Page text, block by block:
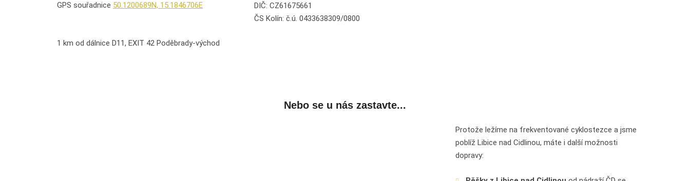
GPS souřadnice 50.1200689N, 15.1846706E
1 km od dálnice D11, EXIT 42 Poděbrady-východ
DIČ: CZ61675661
ČS Kolín: č.ú. 0433638309/0800
Nebo se u nás zastavte...
Protože ležíme na frekventované cyklostezce a jsme
poblíž Libice nad Cidlinou, máte i další možnosti
dopravy: